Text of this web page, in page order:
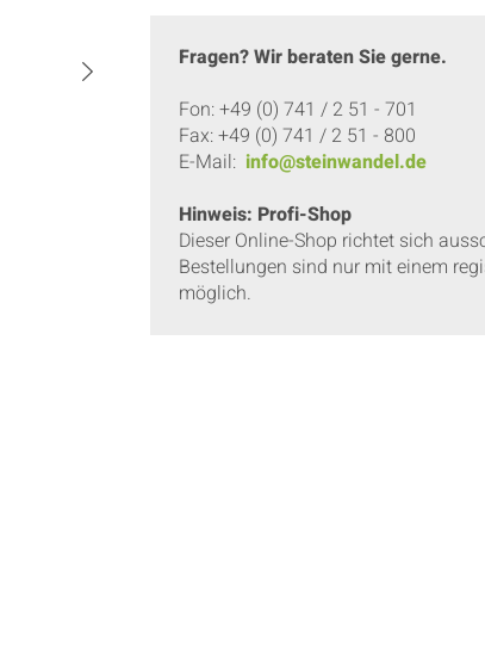
Fragen? Wir beraten Sie gerne.
Fon: +49 (0) 741 / 2 51 - 701
Fax: +49 (0) 741 / 2 51 - 800
E-Mail: info@steinwandel.de
Hinweis: Profi-Shop
Dieser Online-Shop richtet sich
Bestellungen sind nur mit einem
möglich.